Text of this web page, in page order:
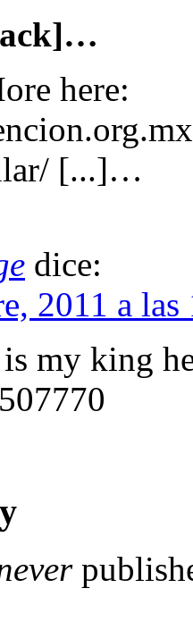
here:
[...]…
dice:
2011 a
my king